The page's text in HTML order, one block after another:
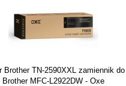
Brother TN-2590XXL zamiennik do
Brother MFC-L2922DW - Oxe